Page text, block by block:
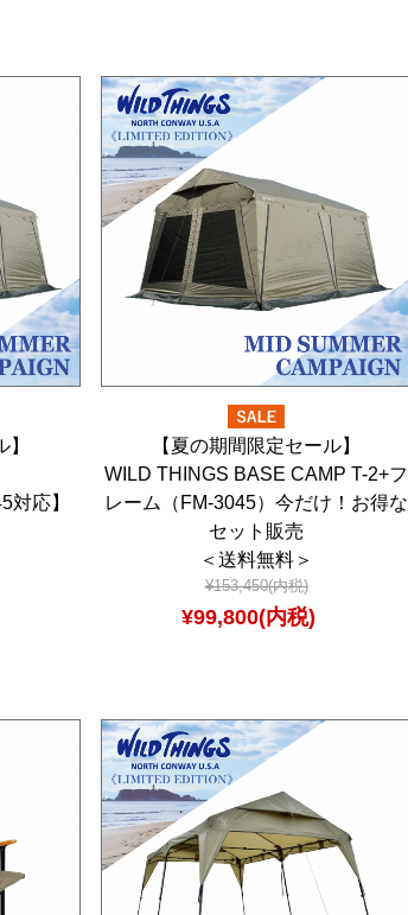
対応】
【夏の期間限定セール】
WILD THINGS BASE CAMP T-2+フ
レーム（FM-3045）今だけ！お得な
セット販売
＜送料無料＞
¥153,450(内税)
¥99,800(内税)